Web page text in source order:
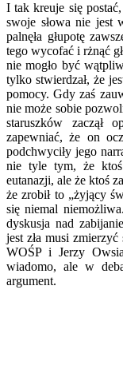
I tak kreuje się
swoje słowa nie jest
palnęła głupotę
tego wycofać i rżnąć
nie mogło być
tylko stwierdzał, że
pomocy. Gdy zaś
nie może sobie
staruszków
zapewniać, że on
podchwyciły jego
nie tyle tym, że ktoś
eutanazji, ale że ktoś
że zrobił to „żyjący
się niemal
dyskusja nad
jest zła musi
WOŚP i Jerzy
wiadomo, ale w
argument.